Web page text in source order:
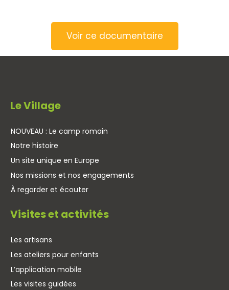
Voir ce documentaire
Le Village
NOUVEAU : Le camp romain
Notre histoire
Un site unique en Europe
Nos missions et nos engagements
À regarder et écouter
Visites et activités
Les artisans
Les ateliers pour enfants
L’application mobile
Les visites guidées